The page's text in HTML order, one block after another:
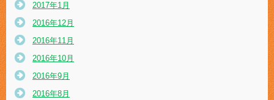
2017年1月
2016年12月
2016年11月
2016年10月
2016年9月
2016年8月